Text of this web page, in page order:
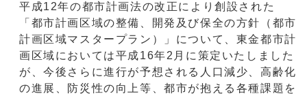
平成12年の都市計画法の改正により創設された
「都市計画区域の整備、開発及び保全の方針（都市
計画区域マスタープラン）」について、東金都市計
画区域においては平成16年2月に策定いたしました
が、今後さらに進行が予想される人口減少、高齢化
の進展、防災性の向上等、都市が抱える各種課題を